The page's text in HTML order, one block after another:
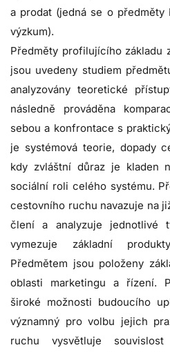
a prodat (jedná se o předměty
výzkum).
Předměty profilujícího základu
jsou uvedeny studiem
analyzovány teoretické
následně prováděna
sebou a konfrontace s
je systémová teorie, dopady
kdy zvláštní důraz je kladen
sociální roli celého systému.
cestovního ruchu navazuje na
člení a analyzuje jednotlivé
vymezuje základní
Předmětem jsou položeny
oblasti marketingu a řízení.
široké možnosti budoucího
významný pro volbu jejich
ruchu vysvětluje